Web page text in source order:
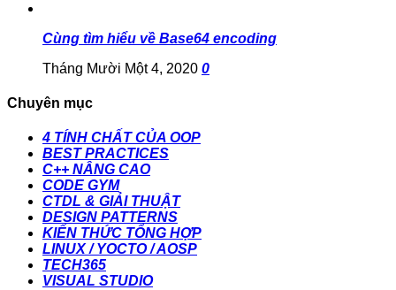
Cùng tìm hiểu về Base64 encoding
Tháng Mười Một 4, 2020 0
Chuyên mục
4 TÍNH CHẤT CỦA OOP
BEST PRACTICES
C++ NÂNG CAO
CODE GYM
CTDL & GIẢI THUẬT
DESIGN PATTERNS
KIẾN THỨC TỔNG HỢP
LINUX / YOCTO / AOSP
TECH365
VISUAL STUDIO